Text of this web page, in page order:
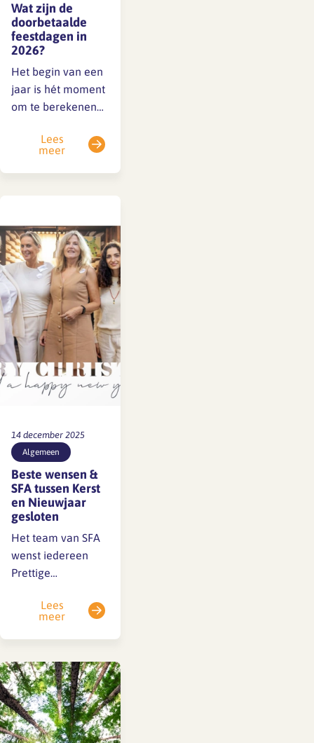
Wat zijn de
doorbetaalde
feestdagen in
2026?
Het begin van een
jaar is hét moment
om te berekenen
uren een
Daarnaast zijn er
dat dus niet ten
laste van de
vakantie-uren komt
(zie cao-artikel 2
onder definitie i
feestdagen). We
hebben de
feestdagen in 2026
met doorbetaald
verlof…
Lees
meer
14 december 2025
Algemeen
Beste wensen &
SFA tussen Kerst
en Nieuwjaar
gesloten
Het team van SFA
wenst iedereen
Prettige
Voorspoedig 2026 !
24 december tot en
met 2 januari.
Maandag 5 januari
zijn we er weer. De
dagen ervoor zijn
SFA-medewerkers
Lees
meer